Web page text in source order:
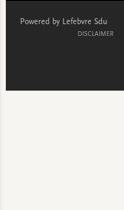
Powered by Lefebvre Sdu
DISCLAIMER